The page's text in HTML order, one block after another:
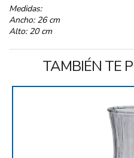
Medidas:
Ancho: 26 cm
Alto: 20 cm
TAMBIÉN TE